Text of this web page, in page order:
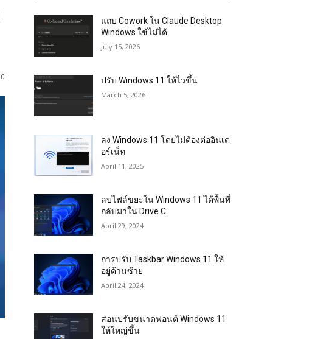
0
แถบ Cowork ใน Claude Desktop
Windows ใช้ไม่ได้
July 15, 2026
ปรับ Windows 11 ให้ไวขึ้น
March 5, 2026
ลง Windows 11 โดยไม่ต้องต่ออินเต
อร์เน็ท
April 11, 2025
ลบไฟล์ขยะใน Windows 11 ได้พื้นที่
กลับมาใน Drive C
April 29, 2024
การปรับ Taskbar Windows 11 ให้
อยู่ด้านซ้าย
April 24, 2024
สอนปรับขนาดฟอนต์ Windows 11
ให้ใหญ่ขึ้น